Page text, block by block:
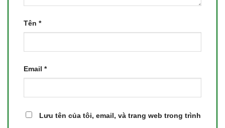
Tên *
Email *
Lưu tên của tôi, email, và trang web trong trình